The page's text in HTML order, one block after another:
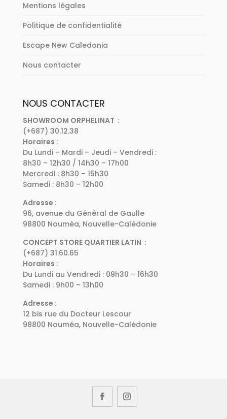
Mentions légales
Politique de confidentialité
Escape New Caledonia
Nous contacter
NOUS CONTACTER
SHOWROOM ORPHELINAT :
(+687) 30.12.38
Horaires :
Du Lundi – Mardi – Jeudi – Vendredi :
8h30 – 12h30 / 14h30 – 17h00
Mercredi : 8h30 – 15h30
Samedi : 8h30 – 12h00
Adresse :
96, avenue du Général de Gaulle
98800 Nouméa, Nouvelle-Calédonie
CONCEPT STORE QUARTIER LATIN :
(+687) 31.60.65
Horaires :
Du Lundi au Vendredi : 09h30 – 16h30
Samedi : 9h00 – 13h00
Adresse :
12 bis rue du Docteur Lescour
98800 Nouméa, Nouvelle-Calédonie